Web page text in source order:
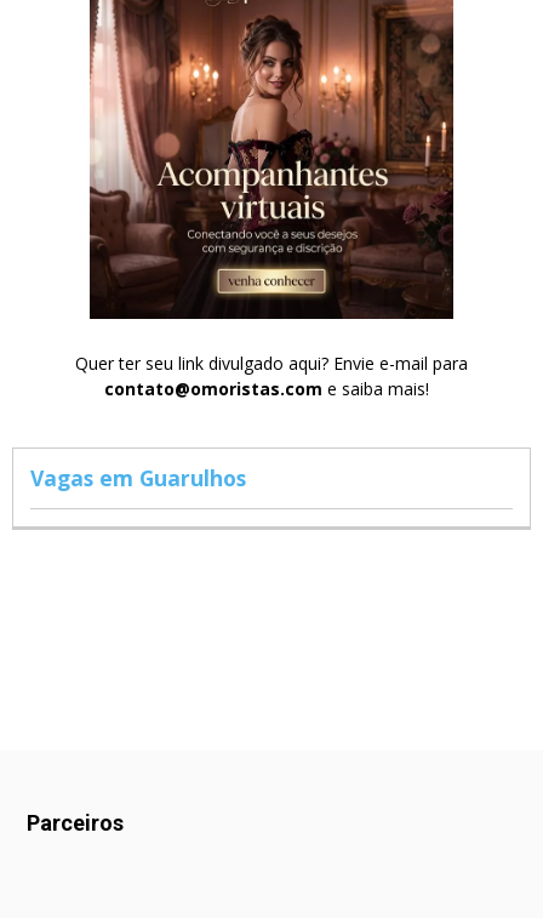
Quer ter seu link divulgado aqui? Envie e-mail para
contato@omoristas.com e saiba mais!
Vagas em Guarulhos
Parceiros